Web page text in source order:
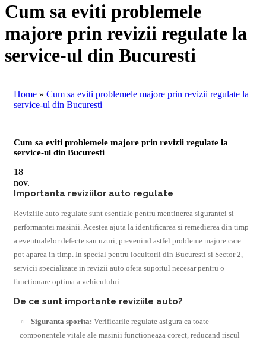
Cum sa eviti problemele
majore prin revizii regulate la
service-ul din Bucuresti
Home » Cum sa eviti problemele majore prin revizii regulate la
service-ul din Bucuresti
Cum sa eviti problemele majore prin revizii regulate la
service-ul din Bucuresti
18
nov.
Importanta reviziilor auto regulate
Reviziile auto regulate sunt esentiale pentru mentinerea sigurantei si
performantei masinii. Acestea ajuta la identificarea si remedierea din timp
a eventualelor defecte sau uzuri, prevenind astfel probleme majore care
pot aparea in timp. In special pentru locuitorii din Bucuresti si Sector 2,
servicii specializate in revizii auto ofera suportul necesar pentru o
functionare optima a vehiculului.
De ce sunt importante reviziile auto?
Siguranta sporita: Verificarile regulate asigura ca toate
componentele vitale ale masinii functioneaza corect, reducand riscul